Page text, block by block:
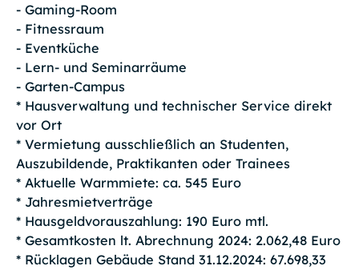
- Gaming-Room
- Fitnessraum
- Eventküche
- Lern- und Seminarräume
- Garten-Campus
* Hausverwaltung und technischer Service direkt
vor Ort
* Vermietung ausschließlich an Studenten,
Auszubildende, Praktikanten oder Trainees
* Aktuelle Warmmiete: ca. 545 Euro
* Jahresmietverträge
* Hausgeldvorauszahlung: 190 Euro mtl.
* Gesamtkosten lt. Abrechnung 2024: 2.062,48 Euro
* Rücklagen Gebäude Stand 31.12.2024: 67.698,33